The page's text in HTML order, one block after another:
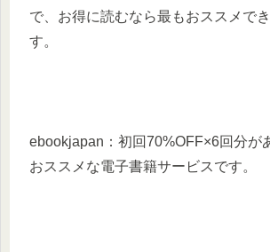
で、お得に読むなら最もおススメで
す。
ebookjapan：初回70%OFF×6回分が
おススメな電子書籍サービスです。